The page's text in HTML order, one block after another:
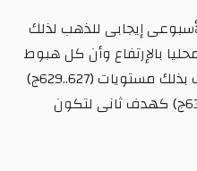
إيجابى للذهب لذلك
بالإرتفاع وأن كل هبوط
هو فرصة جيده للشراء لسنتهدف بذلك مستويات (627..629ج)
كهدف أول وهدف ثانى (633..635ج) كهدف ثانى لتكون